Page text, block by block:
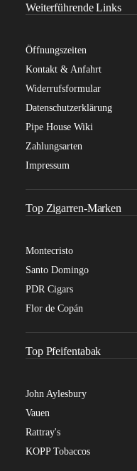
Weiterführende Links
Öffnungszeiten
Kontakt & Anfahrt
Widerrufsformular
Datenschutzerklärung
Pipe House Wiki
Zahlungsarten
Impressum
Top Zigarren-Marken
Montecristo
Santo Domingo
PDR Cigars
Flor de Copán
Top Pfeifentabak
John Aylesbury
Vauen
Rattray's
KOPP Tobaccos